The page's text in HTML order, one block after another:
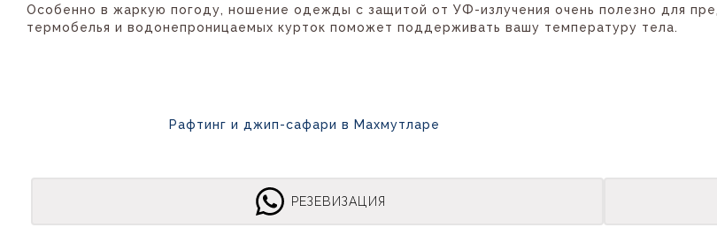
Особенно в жаркую погоду, ношение одежды с защитой от УФ-излучения очень полезно для
термобелья и водонепроницаемых курток поможет поддерживать вашу температуру тела.
Рафтинг и джип-сафари в Махмутларе
РЕЗЕВИЗАЦИЯ